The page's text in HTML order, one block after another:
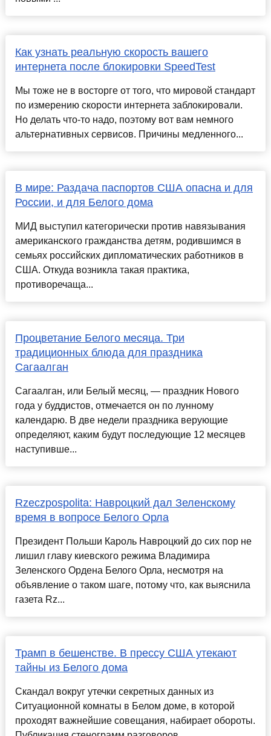
Как узнать реальную скорость вашего
интернета после блокировки SpeedTest
Мы тоже не в восторге от того, что мировой стандарт
по измерению скорости интернета заблокировали.
Но делать что-то надо, поэтому вот вам немного
альтернативных сервисов. Причины медленного...
В мире: Раздача паспортов США опасна и для
России, и для Белого дома
МИД выступил категорически против навязывания
американского гражданства детям, родившимся в
семьях российских дипломатических работников в
США. Откуда возникла такая практика,
противоречаща...
Процветание Белого месяца. Три
традиционных блюда для праздника
Сагаалган
Сагаалган, или Белый месяц, — праздник Нового
года у буддистов, отмечается он по лунному
календарю. В две недели праздника верующие
определяют, каким будут последующие 12 месяцев
наступивше...
Rzeczpospolita: Навроцкий дал Зеленскому
время в вопросе Белого Орла
Президент Польши Кароль Навроцкий до сих пор не
лишил главу киевского режима Владимира
Зеленского Ордена Белого Орла, несмотря на
объявление о таком шаге, потому что, как выяснила
газета Rz...
Трамп в бешенстве. В прессу США утекают
тайны из Белого дома
Скандал вокруг утечки секретных данных из
Ситуационной комнаты в Белом доме, в которой
проходят важнейшие совещания, набирает обороты.